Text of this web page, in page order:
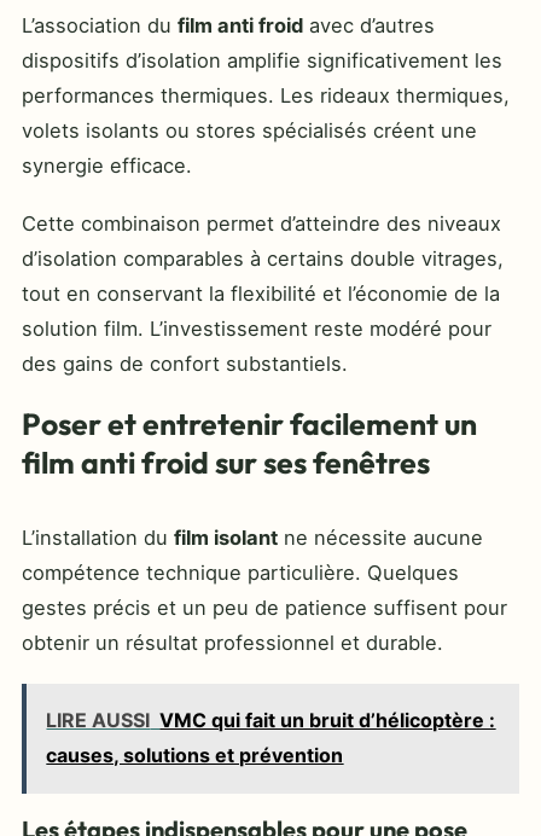
L’association du film anti froid avec d’autres
dispositifs d’isolation amplifie significativement les
performances thermiques. Les rideaux thermiques,
volets isolants ou stores spécialisés créent une
synergie efficace.
Cette combinaison permet d’atteindre des niveaux
d’isolation comparables à certains double vitrages,
tout en conservant la flexibilité et l’économie de la
solution film. L’investissement reste modéré pour
des gains de confort substantiels.
Poser et entretenir facilement un
film anti froid sur ses fenêtres
L’installation du film isolant ne nécessite aucune
compétence technique particulière. Quelques
gestes précis et un peu de patience suffisent pour
obtenir un résultat professionnel et durable.
LIRE AUSSI VMC qui fait un bruit d’hélicoptère :
causes, solutions et prévention
Les étapes indispensables pour une pose